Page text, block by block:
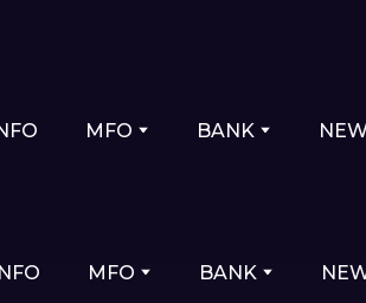
MFO BANK
MFO BANK